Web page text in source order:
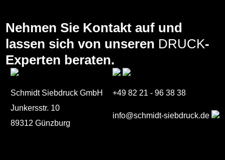
Nehmen Sie Kontakt auf und
lassen sich von unseren DRUCK-
Experten beraten.
Schmidt Siebdruck GmbH
Junkersstr. 10
89312 Günzburg
+49 82 21 - 96 38 38
info@schmidt-siebdruck.de